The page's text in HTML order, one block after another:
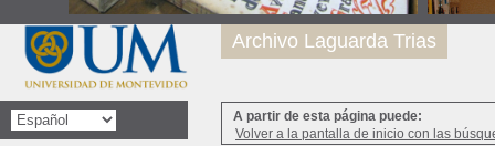
A partir de esta página puede:
Volver a la pantalla de inicio con las
Archivo Laguarda Trias